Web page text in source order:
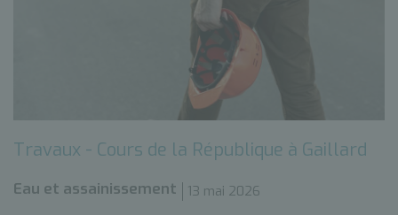
Travaux - Cours de la République à Gaillard
Eau et assainissement
13 mai 2026